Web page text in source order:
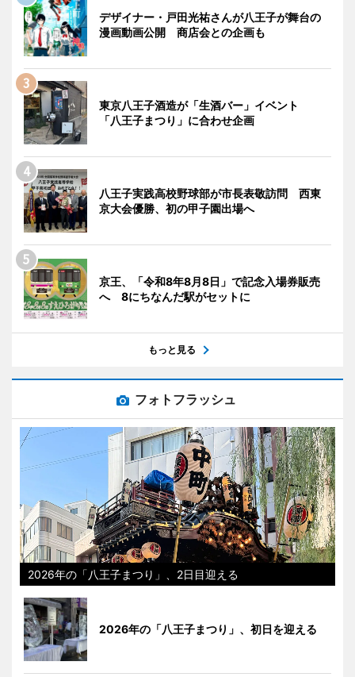
デザイナー・戸田光祐さんが八王子が舞台の
漫画動画公開 商店会との企画も
東京八王子酒造が「生酒バー」イベント
「八王子まつり」に合わせ企画
八王子実践高校野球部が市長表敬訪問 西東
京大会優勝、初の甲子園出場へ
京王、「令和8年8月8日」で記念入場券販売
へ 8にちなんだ駅がセットに
もっと見る
フォトフラッシュ
2026年の「八王子まつり」、2日目迎える
2026年の「八王子まつり」、初日を迎える